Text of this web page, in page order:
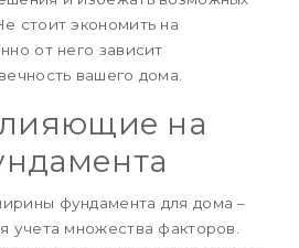
стоит экономить на
от него зависит
вашего дома.
на
фундамента для дома –
учета множества факторов.